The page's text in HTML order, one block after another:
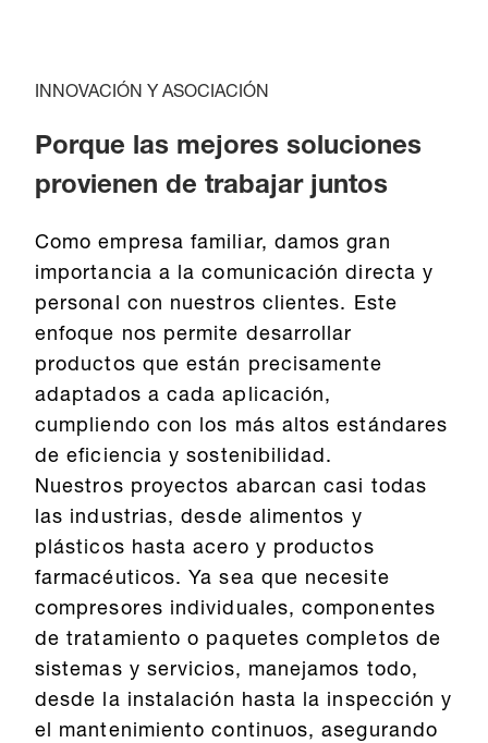
INNOVACIÓN Y ASOCIACIÓN
Porque las mejores soluciones
provienen de trabajar juntos
Como empresa familiar, damos gran
importancia a la comunicación directa y
personal con nuestros clientes. Este
enfoque nos permite desarrollar
productos que están precisamente
adaptados a cada aplicación,
cumpliendo con los más altos estándares
de eficiencia y sostenibilidad.
Nuestros proyectos abarcan casi todas
las industrias, desde alimentos y
plásticos hasta acero y productos
farmacéuticos. Ya sea que necesite
compresores individuales, componentes
de tratamiento o paquetes completos de
sistemas y servicios, manejamos todo,
desde la instalación hasta la inspección y
el mantenimiento continuos, asegurando